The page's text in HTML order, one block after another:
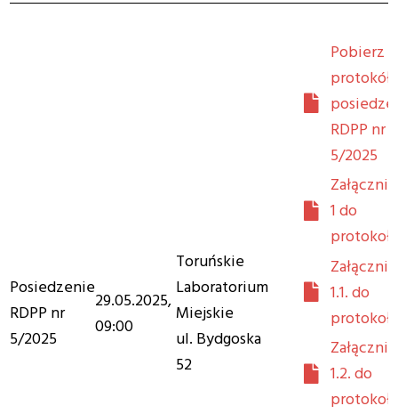
Posiedzenie
RDPP nr
5/2025
29.05.2025,
09:00
Toruńskie
Laboratorium
Miejskie
ul. Bydgoska
52
Pobierz
protokół
RDPP nr
5/2025
1 do
1.1. do
1.2. do